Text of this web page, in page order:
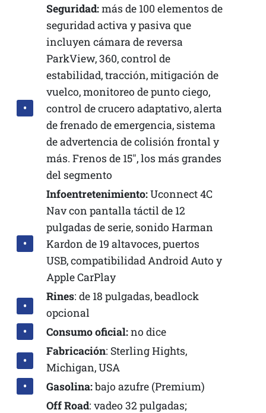
Seguridad:más de 100 elementos de
seguridad activa y pasiva que
incluyen cámara de reversa
ParkView, 360, control de
estabilidad, tracción, mitigación de
vuelco, monitoreo de punto ciego,
control de crucero adaptativo, alerta
de frenado de emergencia, sistema
de advertencia de colisión frontal y
más. Frenos de 15″, los más grandes
del segmento
Infoentretenimiento:Uconnect 4C
Nav con pantalla táctil de 12
pulgadas de serie, sonido Harman
Kardon de 19 altavoces, puertos
USB, compatibilidad Android Auto y
Apple CarPlay
Rines: de 18 pulgadas, beadlock
opcional
Consumo oficial:no dice
Fabricación: Sterling Hights,
Michigan, USA
Gasolina:bajo azufre (Premium)
Off Road: vadeo 32 pulgadas;